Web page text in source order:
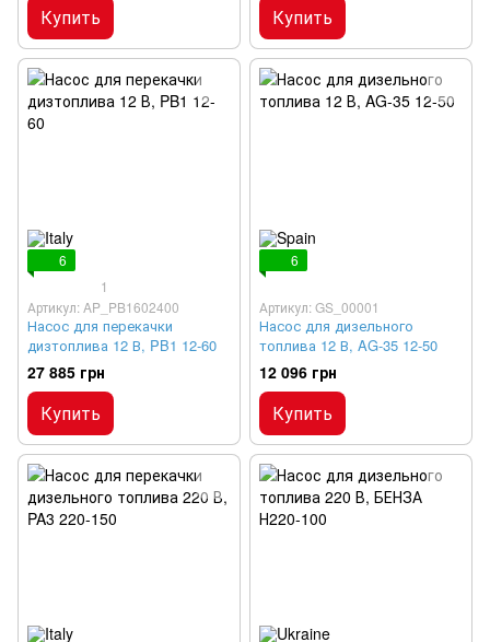
Купить Купить
6
1
Артикул: AP_PB1602400
Насос для перекачки
дизтоплива 12 В, PB1 12-60
27 885 грн
Купить
6
Артикул: GS_00001
Насос для дизельного
топлива 12 В, AG-35 12-50
12 096 грн
Купить